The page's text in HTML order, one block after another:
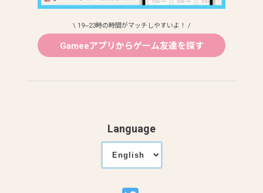
\ 19~23時の時間がマッチしやすいよ！ /
Gameeアプリからゲーム友達を探す
Language